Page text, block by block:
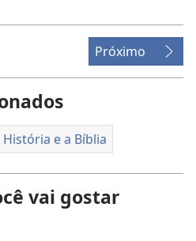
Próximo
História e a Bíblia
vai gostar